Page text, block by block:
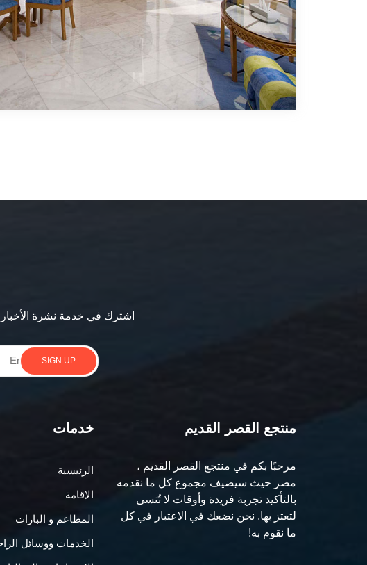
اشترك في خدمة نشرة
SIGN UP
منتجع القصر القديم
مرحبًا بكم في منتجع القصر القديم ،
مصر حيث سيضيف مجموع كل ما نقدمه
بالتأكيد تجربة فريدة وأوقات لا تُنسى
لتعتز بها. نحن نضعك في الاعتبار في كل
ما نقوم به!
خدمات
الرئيسية
الإقامة
المطاعم و البارات
الخدمات ووسائل